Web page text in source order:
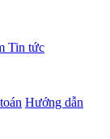
Tin tức
Hướng dẫn